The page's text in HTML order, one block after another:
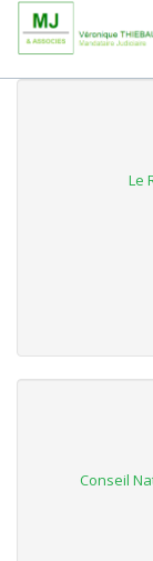
Le
Conseil